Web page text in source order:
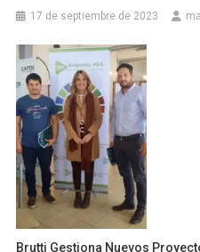
17 de septiembre de 2023
Brutti Gestiona Nuevos